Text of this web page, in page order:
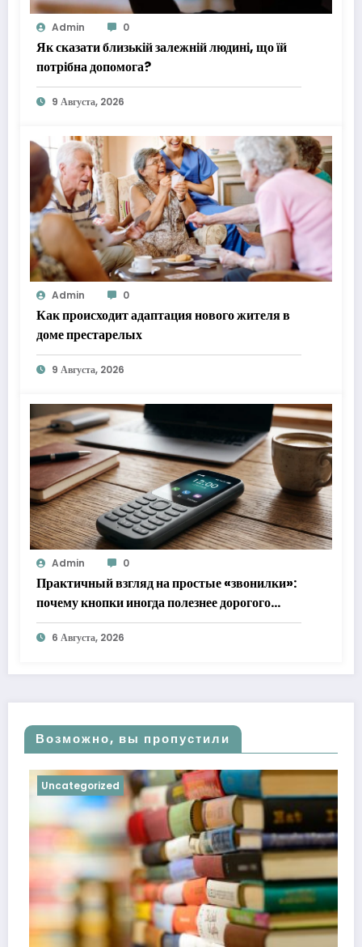
Admin 0
Як сказати близькій залежній людині, що їй
потрібна допомога?
9 Августа, 2026
Admin 0
Как происходит адаптация нового жителя в
доме престарелых
9 Августа, 2026
Admin 0
Практичный взгляд на простые «звонилки»:
почему кнопки иногда полезнее дорогого
флагмана
6 Августа, 2026
Возможно, вы пропустили
Uncategorized